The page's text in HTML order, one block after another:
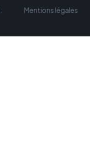
Mentions légales